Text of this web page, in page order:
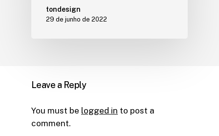
tondesign
29 de junho de 2022
Leave a Reply
You must be logged in to post a
comment.